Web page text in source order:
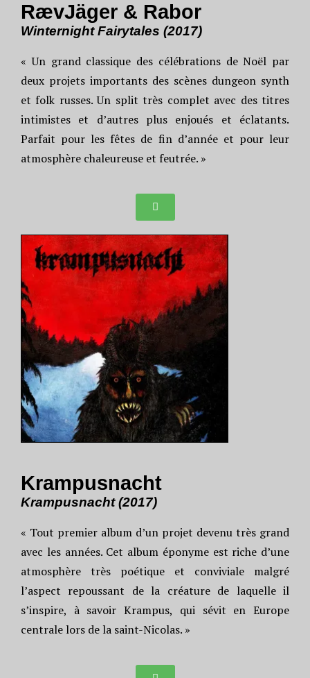
RævJäger & Rabor
Winternight Fairytales (2017)
« Un grand classique des célébrations de Noël par
deux projets importants des scènes dungeon synth
et folk russes. Un split très complet avec des titres
intimistes et d’autres plus enjoués et éclatants.
Parfait pour les fêtes de fin d’année et pour leur
atmosphère chaleureuse et feutrée. »
Krampusnacht
Krampusnacht (2017)
« Tout premier album d’un projet devenu très grand
avec les années. Cet album éponyme est riche d’une
atmosphère très poétique et conviviale malgré
l’aspect repoussant de la créature de laquelle il
s’inspire, à savoir Krampus, qui sévit en Europe
centrale lors de la saint-Nicolas. »